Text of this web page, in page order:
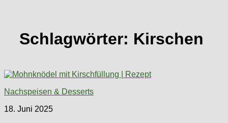
Schlagwörter: Kirschen
Nachspeisen & Desserts
18. Juni 2025